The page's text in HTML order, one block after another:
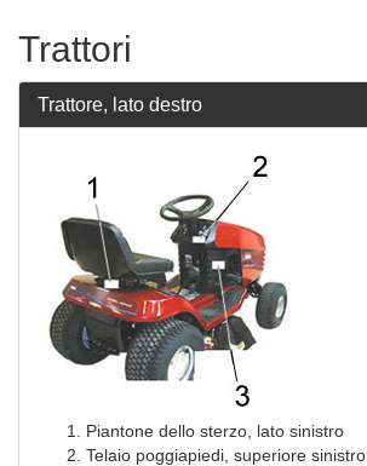
Trattori
Trattore, lato destro
Piantone dello sterzo, lato sinistro
Telaio poggiapiedi, superiore sinistro